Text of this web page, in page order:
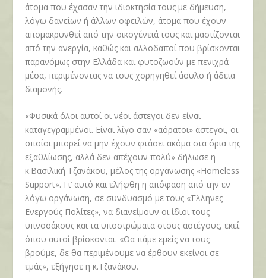
άτομα που έχασαν την ιδιοκτησία τους με δήμευση,
λόγω δανείων ή άλλων οφειλών, άτομα που έχουν
απομακρυνθεί από την οικογένειά τους και μαστίζονται
από την ανεργία, καθώς και αλλοδαποί που βρίσκονται
παρανόμως στην Ελλάδα και φυτοζωούν με πενιχρά
μέσα, περιμένοντας να τους χορηγηθεί άσυλο ή άδεια
διαμονής.
«Φυσικά όλοι αυτοί οι νέοι άστεγοι δεν είναι
καταγεγραμμένοι. Είναι λίγο σαν «αόρατοι» άστεγοι, οι
οποίοι μπορεί να μην έχουν φτάσει ακόμα στα όρια της
εξαθλίωσης, αλλά δεν απέχουν πολύ» δήλωσε η
κ.Βασιλική Τζανάκου, μέλος της οργάνωσης «Homeless
Support». Γι’ αυτό και ελήφθη η απόφαση από την εν
λόγω οργάνωση, σε συνδυασμό με τους «Έλληνες
Ενεργούς Πολίτες», να διανείμουν οι ίδιοι τους
υπνοσάκους και τα υποστρώματα στους αστέγους, εκεί
όπου αυτοί βρίσκονται. «Θα πάμε εμείς να τους
βρούμε, δε θα περιμένουμε να έρθουν εκείνοι σε
εμάς», εξήγησε η κ.Τζανάκου.